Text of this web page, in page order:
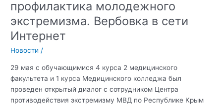
профилактика молодежного
экстремизма. Вербовка в сети
Интернет
Новости /
29 мая с обучающимися 4 курса 2 медицинского
факультета и 1 курса Медицинского колледжа был
проведен открытый диалог с сотрудником Центра
противодействия экстремизму МВД по Республике Крым